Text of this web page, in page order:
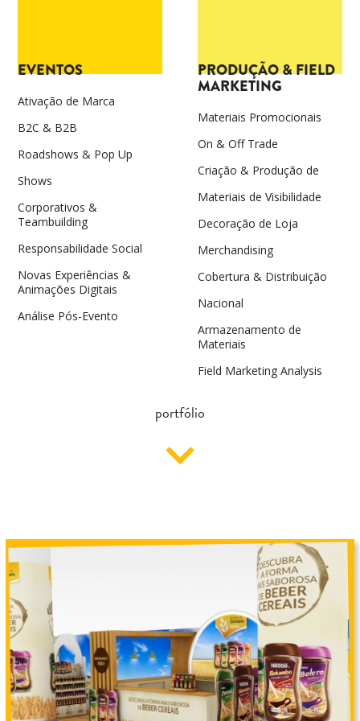
Isto é a Happen: uma agência que ativa ideias em
qualquer altura e em qualquer lugar e que quer
Fazer Acontecer.
Um conceito aparentemente simples, mas que não
nos deixa descansar.
A obrigação de provar todos os dias que nada
acontece por acaso.
EVENTOS
Ativação de Marca
B2C & B2B
Roadshows & Pop Up
Shows
Corporativos &
Teambuilding
Responsabilidade Social
Novas Experiências &
Animações Digitais
Análise Pós-Evento
PRODUÇÃO & FIELD
MARKETING
Materiais Promocionais
On & Off Trade
Criação & Produção de
Materiais de Visibilidade
Decoração de Loja
Merchandising
Cobertura & Distribuição
Nacional
Armazenamento de
Materiais
Field Marketing Analysis
portfólio